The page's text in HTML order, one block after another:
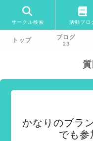
サークル検索 活動ブロ
トップ ブログ
23
かなりのブラ
でも参